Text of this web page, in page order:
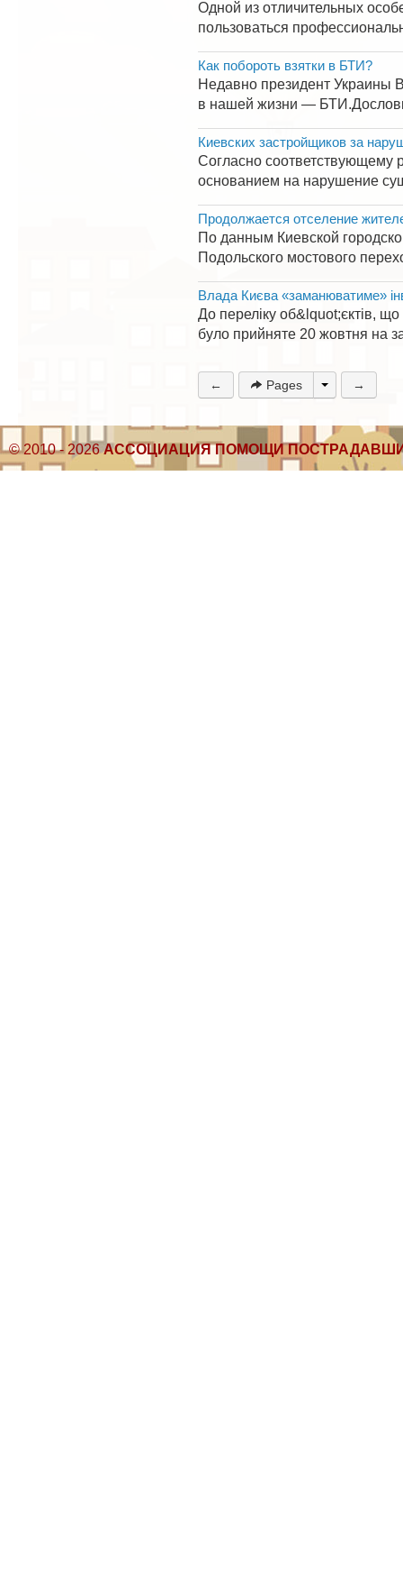
Одной из отличительных
пользоваться
Как побороть взятки в БТИ?
Недавно президент Украины
в нашей жизни —
Киевских застройщиков за
Согласно соответствующему
основанием на нарушение
Продолжается отселение
По данным Киевской
Подольского мостового
Влада Києва «заманюватиме»
До переліку об&lquot;єктів,
було прийняте 20 жовтня на
← Pages →
© 2010 - 2026АССОЦИАЦИЯ ПОМОЩИ